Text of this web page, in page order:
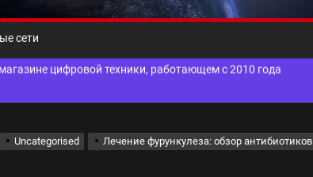
сети цифровой техники, работающем с 2010 года
Uncategorised Лечение фурункулеза: обзор антибиотиков